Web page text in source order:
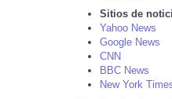
Sitios de
Yahoo News
Google News
CNN
BBC News
New York